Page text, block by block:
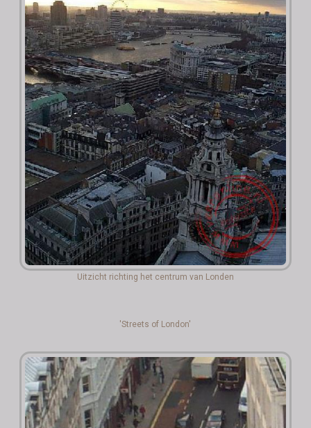
Uitzicht richting het centrum van Londen
'Streets of London'